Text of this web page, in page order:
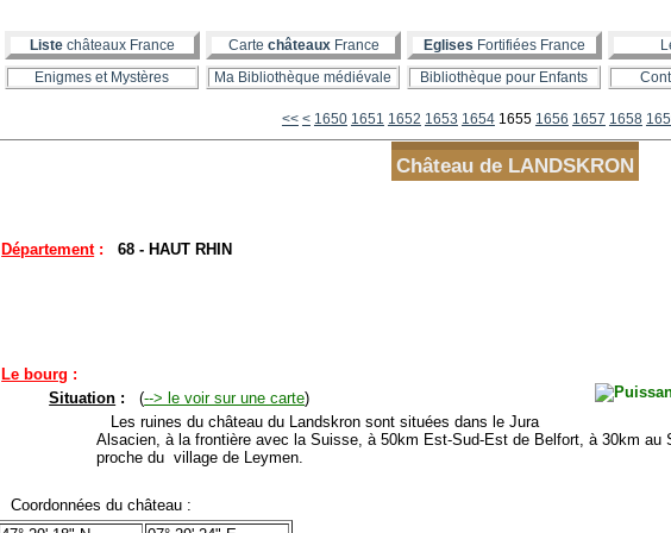
Liste châteaux France Carte châteauxFrance Eglises Fortifiées France
Enigmes et Mystères Ma Bibliothèque médiévale Bibliothèque pour Enfants
<< < 1600
1610
1620
1630
1640
1650 1651 1652 1653 1654 1655 1656 1657 1658
Château de LANDSKRON
Département: 68 - HAUT RHIN
Le bourg :
Situation : (--> le voir sur une carte)
Les ruines du château du Landskron sont situées dans le Jura
Alsacien, à la frontière avec la Suisse, à 50km Est-Sud-Est de Belfort, à 30km au
proche du village de Leymen.
Coordonnées du château :